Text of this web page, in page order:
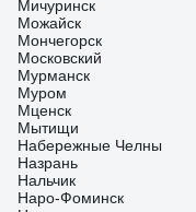
Мичуринск
Можайск
Мончегорск
Московский
Мурманск
Муром
Мценск
Мытищи
Набережные Челны
Назрань
Нальчик
Наро-Фоминск